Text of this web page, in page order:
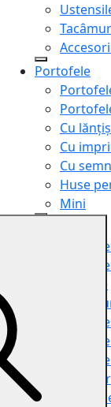
Portofele
Cu
Cu
Cu
Huse
Mini
Genți
Genți
Serviete
Genți
Genți
Genți
Shopper